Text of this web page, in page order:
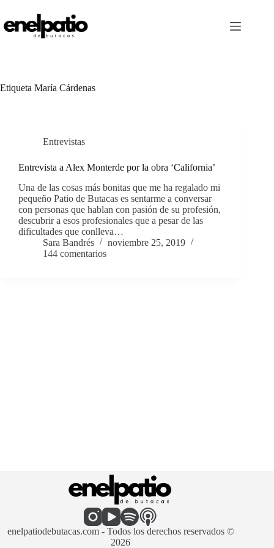
contenido
Etiqueta María Cárdenas
Entrevistas
Entrevista a Alex Monterde por la obra ‘California’
Una de las cosas más bonitas que me ha regalado mi
pequeño Patio de Butacas es sentarme a conversar
con personas que hablan con pasión de su profesión,
descubrir a esos profesionales que a pesar de las
dificultades que conlleva…
Sara Bandrés
noviembre 25, 2019
144 comentarios
enelpatiodebutacas.com - Todos los derechos reservados ©
2026